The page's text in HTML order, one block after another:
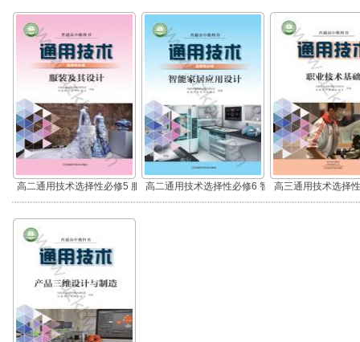
高二通用技术选择性必修5 服
装及其设计
高二通用技术选择性必修6 智
能家居应用设计
高三通用技术选择
业技术基础